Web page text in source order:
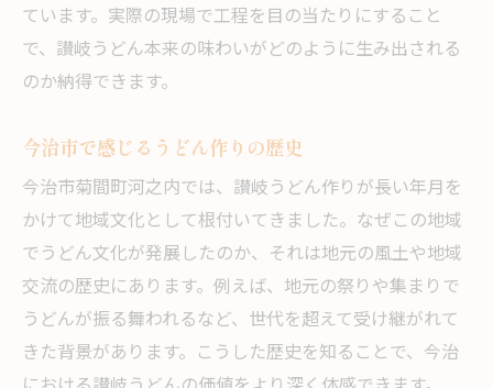
ています。実際の現場で工程を目の当たりにすること
で、讃岐うどん本来の味わいがどのように生み出される
のか納得できます。
今治市で感じるうどん作りの歴史
今治市菊間町河之内では、讃岐うどん作りが長い年月を
かけて地域文化として根付いてきました。なぜこの地域
でうどん文化が発展したのか、それは地元の風土や地域
交流の歴史にあります。例えば、地元の祭りや集まりで
うどんが振る舞われるなど、世代を超えて受け継がれて
きた背景があります。こうした歴史を知ることで、今治